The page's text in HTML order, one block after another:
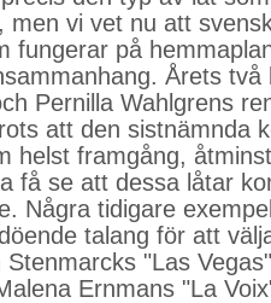
men vi vet nu att
fungerar på
Årets två
Pernilla Wahlgrens
att den sistnämnda
helst framgång,
få se att dessa låtar
Några tidigare
talang för att
"Las
Ernmans "La